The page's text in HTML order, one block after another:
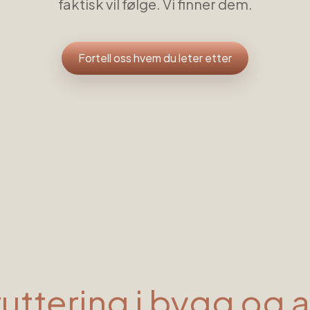
faktisk vil følge. Vi finner dem.
Fortell oss hvem du leter etter
i bygg og